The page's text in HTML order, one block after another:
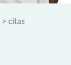
> citas